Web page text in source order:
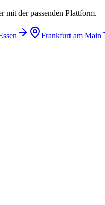
mit der passenden Plattform.
Frankfurt am Main